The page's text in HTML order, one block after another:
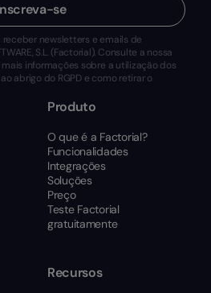
se
newsletters e emails de
S.L. (Factorial). Consulte a nossa
informações sobre a utilização dos
abrigo do RGPD e como retirar o
Produto
O que é a Factorial?
Funcionalidades
Integrações
Soluções
Preço
Teste Factorial
gratuitamente
Recursos